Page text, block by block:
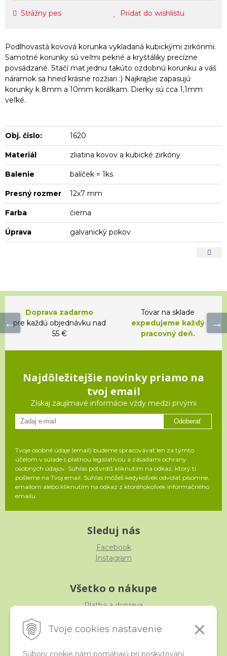
Tvoje cookies nastavenie
Súbory cookie nám pomáhajú pri poskytovaní
Strážny pes Pridať do wishlistu
Podlhovastá kovová korunka vykladaná kubickými zirkónmi.
Samotné korunky sú veľmi pekné a kryštáliky precízne
povsádzané. Stačí mať jednu takúto ozdobnú korunku a váš
náramok sa hneď krásne rozžiari :) Najkrajšie zapasujú
korunky k 8mm a 10mm korálkam. Dierky sú cca 1,1mm
veľké.
Obj. čislo: 1620
Materiál zliatina kovov a kubické zirkóny
Balenie balíček = 1ks
Presný rozmer 12x7 mm
Farba čierna
Úprava galvanický pokov
Doprava zadarmo
pre každú objednávku nad
55 €
Tovar na sklade
expedujeme každý
pracovný deň.
Najdôležitejšie novinky priamo na
tvoj email
Získaj zaujímavé informácie vždy medzi prvými
Odoberať
Tvoje osobné údaje (email) budeme spracovávať len za týmto
účelom v súlade s platnou legislatívou a zásadami ochrany
osobných údajov. Súhlas potvrdíš kliknutím na odkaz, ktorý ti
pošleme na Tvoj email. Súhlas môžeš kedykoľvek odvolať písomne,
emailom alebo kliknutím na odkaz z ktoréhokoľvek informačného
emailu.
Sleduj nás
Facebook
Instagram
Všetko o nákupe
Platba a doprava
Obchodné podmienky